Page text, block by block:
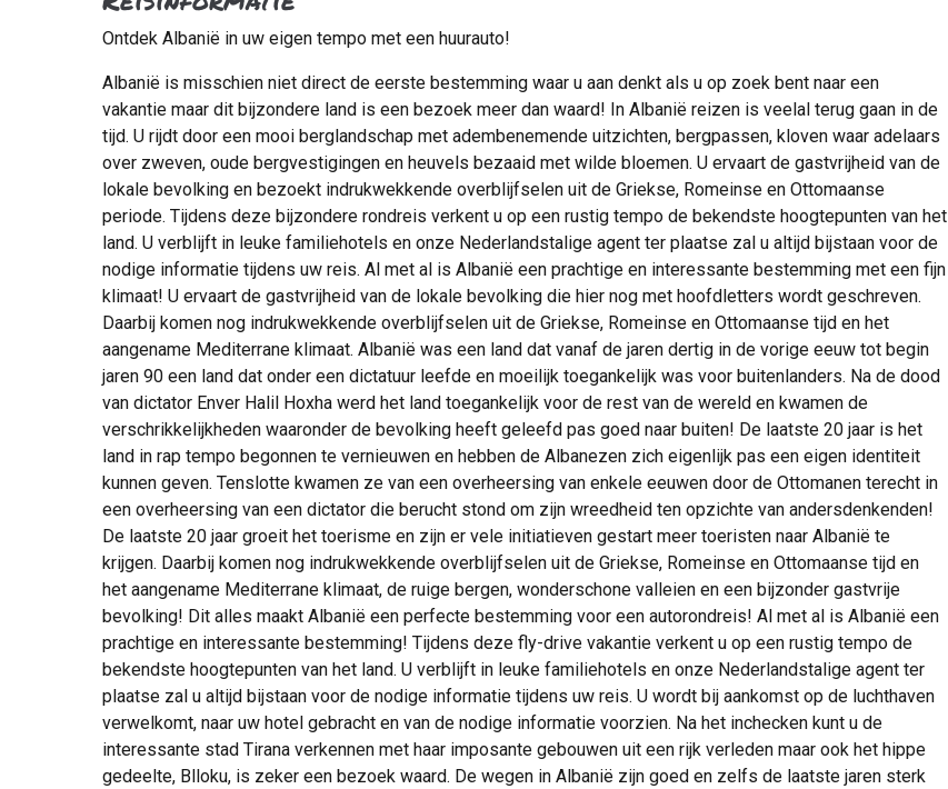
Ontdek Albanië in uw eigen tempo met een huurauto!
Albanië is misschien niet direct de eerste bestemming waar u aan denkt als u op zoek bent naar een
vakantie maar dit bijzondere land is een bezoek meer dan waard! In Albanië reizen is veelal terug gaan in de
tijd. U rijdt door een mooi berglandschap met adembenemende uitzichten, bergpassen, kloven waar adelaars
over zweven, oude bergvestigingen en heuvels bezaaid met wilde bloemen. U ervaart de gastvrijheid van de
lokale bevolking en bezoekt indrukwekkende overblijfselen uit de Griekse, Romeinse en Ottomaanse
periode. Tijdens deze bijzondere rondreis verkent u op een rustig tempo de bekendste hoogtepunten van het
land. U verblijft in leuke familiehotels en onze Nederlandstalige agent ter plaatse zal u altijd bijstaan voor de
nodige informatie tijdens uw reis. Al met al is Albanië een prachtige en interessante bestemming met een fijn
klimaat! U ervaart de gastvrijheid van de lokale bevolking die hier nog met hoofdletters wordt geschreven.
Daarbij komen nog indrukwekkende overblijfselen uit de Griekse, Romeinse en Ottomaanse tijd en het
aangename Mediterrane klimaat. Albanië was een land dat vanaf de jaren dertig in de vorige eeuw tot begin
jaren 90 een land dat onder een dictatuur leefde en moeilijk toegankelijk was voor buitenlanders. Na de dood
van dictator Enver Halil Hoxha werd het land toegankelijk voor de rest van de wereld en kwamen de
verschrikkelijkheden waaronder de bevolking heeft geleefd pas goed naar buiten! De laatste 20 jaar is het
land in rap tempo begonnen te vernieuwen en hebben de Albanezen zich eigenlijk pas een eigen identiteit
kunnen geven. Tenslotte kwamen ze van een overheersing van enkele eeuwen door de Ottomanen terecht in
een overheersing van een dictator die berucht stond om zijn wreedheid ten opzichte van andersdenkenden!
De laatste 20 jaar groeit het toerisme en zijn er vele initiatieven gestart meer toeristen naar Albanië te
krijgen. Daarbij komen nog indrukwekkende overblijfselen uit de Griekse, Romeinse en Ottomaanse tijd en
het aangename Mediterrane klimaat, de ruige bergen, wonderschone valleien en een bijzonder gastvrije
bevolking! Dit alles maakt Albanië een perfecte bestemming voor een autorondreis! Al met al is Albanië een
prachtige en interessante bestemming! Tijdens deze fly-drive vakantie verkent u op een rustig tempo de
bekendste hoogtepunten van het land. U verblijft in leuke familiehotels en onze Nederlandstalige agent ter
plaatse zal u altijd bijstaan voor de nodige informatie tijdens uw reis. U wordt bij aankomst op de luchthaven
verwelkomt, naar uw hotel gebracht en van de nodige informatie voorzien. Na het inchecken kunt u de
interessante stad Tirana verkennen met haar imposante gebouwen uit een rijk verleden maar ook het hippe
gedeelte, Blloku, is zeker een bezoek waard. De wegen in Albanië zijn goed en zelfs de laatste jaren sterk